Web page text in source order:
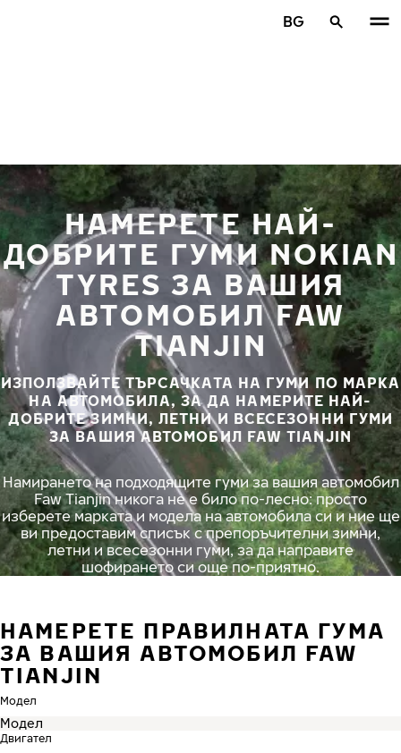
BG
НАМЕРЕТЕ НАЙ-
ДОБРИТЕ ГУМИ NOKIAN
TYRES ЗА ВАШИЯ
АВТОМОБИЛ FAW
TIANJIN
ИЗПОЛЗВАЙТЕ ТЪРСАЧКАТА НА ГУМИ ПО МАРКА
НА АВТОМОБИЛА, ЗА ДА НАМЕРИТЕ НАЙ-
ДОБРИТЕ ЗИМНИ, ЛЕТНИ И ВСЕСЕЗОННИ ГУМИ
ЗА ВАШИЯ АВТОМОБИЛ FAW TIANJIN
Намирането на подходящите гуми за вашия автомобил
Faw Tianjin никога не е било по-лесно: просто
изберете марката и модела на автомобила си и ние ще
ви предоставим списък с препоръчителни зимни,
летни и всесезонни гуми, за да направите
шофирането си още по-приятно.
НАМЕРЕТЕ ПРАВИЛНАТА ГУМА
ЗА ВАШИЯ АВТОМОБИЛ FAW
TIANJIN
Модел
Двигател